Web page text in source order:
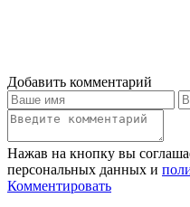
Добавить комментарий
Нажав на кнопку вы
персональных данных и
Комментировать